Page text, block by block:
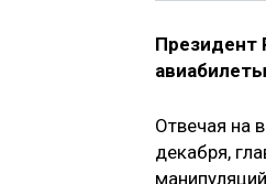
Президент
Отвечая на
декабря,